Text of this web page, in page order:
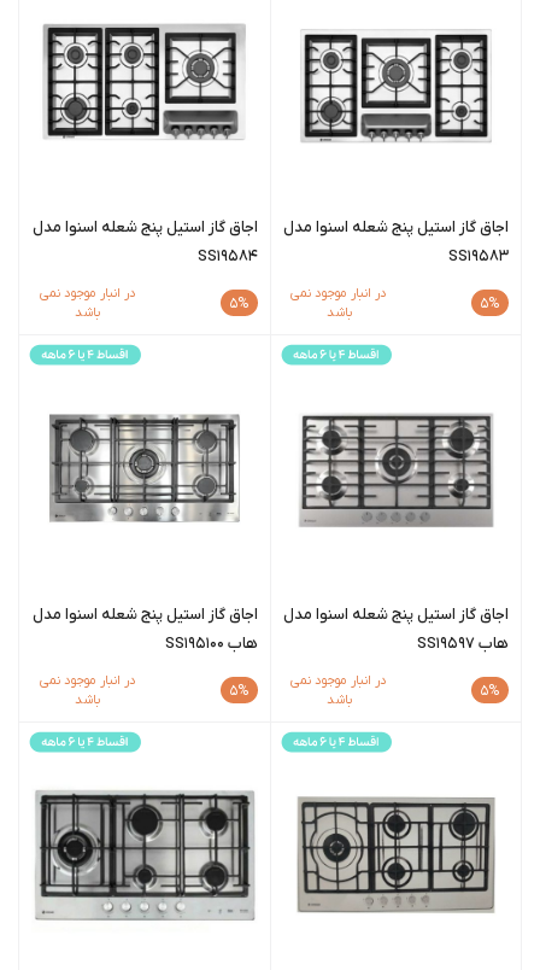
اجاق گاز استیل پنج شعله اسنوا مدل
SS19583
5%
در انبار موجود نمی
باشد
اجاق گاز استیل پنج شعله اسنوا مدل
SS19584
5%
در انبار موجود نمی
باشد
اجاق گاز استیل پنج شعله اسنوا مدل
هاب SS19597
5%
در انبار موجود نمی
باشد
اجاق گاز استیل پنج شعله اسنوا مدل
هاب SS195100
5%
در انبار موجود نمی
باشد